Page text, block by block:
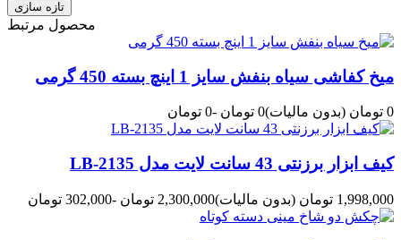
محصول مرتبط
میخ کفاشی سیاه بنفش سایز 1 اینچ بسته 450 گرمی
0 تومان (بدون مالیات)0 تومان -0 تومان
کیف ابزار برزنتی 43 سانت لایت مدل LB-2135
1,998,000 تومان (بدون مالیات)2,300,000 تومان -302,000 تومان